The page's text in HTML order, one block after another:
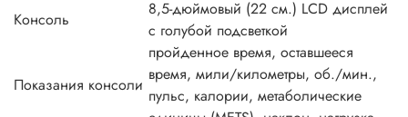
Консоль
8,5-дюймовый (22 см.) LCD дисплей
с голубой подсветкой
Показания консоли
пройденное время, оставшееся
время, мили/километры, об./мин.,
пульс, калории, метаболические